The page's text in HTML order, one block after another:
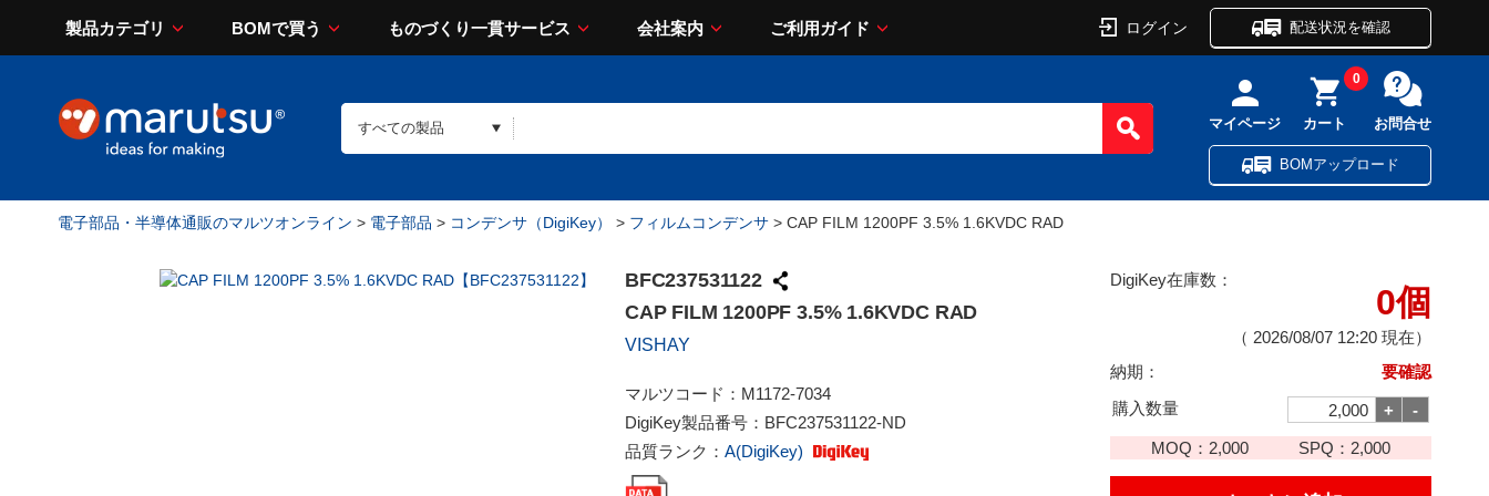
製品カテゴリ BOMで買う ものづくり一貫サービス 会社案内 ご利用ガイド ログイン 配送状況を確認
マイページ カート
0
お問合せ
BOMアップロード
電子部品・半導体通販のマルツオンライン > 電子部品 > コンデンサ（DigiKey） > フィルムコンデンサ > CAP FILM 1200PF 3.5% 1.6KVDC RAD
BFC237531122
CAP FILM 1200PF 3.5% 1.6KVDC RAD
VISHAY
マルツコード： M1172-7034
DigiKey製品番号： BFC237531122-ND
品質ランク： A(DigiKey)
DigiKey在庫数：
0個
（ 2026/08/07 12:20 現在）
納期：
要確認
購入数量
MOQ： 2,000 SPQ： 2,000